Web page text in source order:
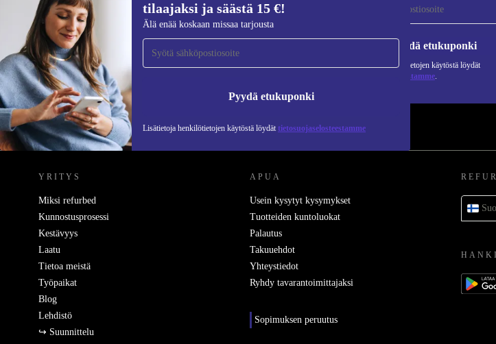
tilaajaksi ja säästä 15 €!
Älä enää koskaan missaa tarjousta
Pyydä etukuponki
Lisätietoja henkilötietojen käytöstä löydät tietosuojaselosteestamme
Liity ensimmäistä kertaa uutiskirjeen
tilaajaksi ja säästä 15 €!
Älä missaa enää yhtäkään tarjousta.
Pyydä etukuponki
Lisätietoja henkilötietojen käytöstä löydät
tietosuojaselosteestamme.
REFURBED SUOMI - RETHINK NEW.
YRITYS
Miksi refurbed
Kunnostusprosessi
Kestävyys
Laatu
Tietoa meistä
Työpaikat
Blog
Lehdistö
↪ Suunnittelu
APUA
Usein kysytyt kysymykset
Tuotteiden kuntoluokat
Palautus
Takuuehdot
Yhteystiedot
Ryhdy tavarantoimittajaksi
Sopimuksen peruutus